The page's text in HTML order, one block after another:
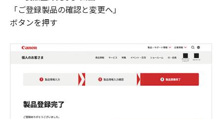
「ご登録製品の確認と変更へ」
ボタンを押す